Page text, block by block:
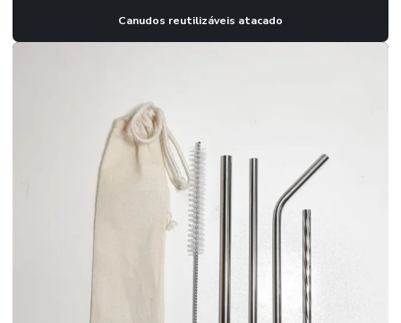
Tubo de aluminio redondo
Tubo capilar de cobre
Tubo capilar de inox
Tubo capilar de inox 304
Tubo capilar de inox 316
Tubo para chopeira
Canudos reutilizáveis atacado